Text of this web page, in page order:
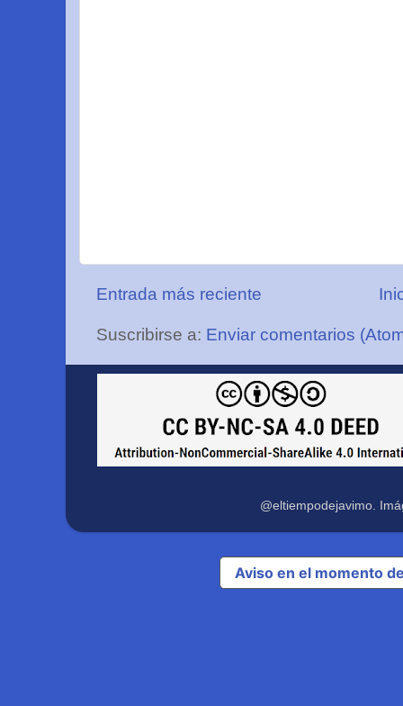
Entrada más reciente
Suscribirse a: Enviar comentarios
@eltiempodejavimo.
Aviso en el momento